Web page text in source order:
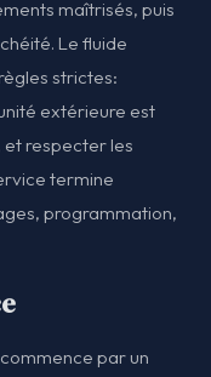
maîtrisés, puis
Le fluide
strictes:
extérieure est
et respecter les
termine
programmation,
par un